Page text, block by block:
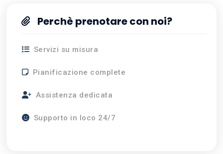
Perchè prenotare con noi?
Servizi su misura
Pianificazione complete
Assistenza dedicata
Supporto in loco 24/7